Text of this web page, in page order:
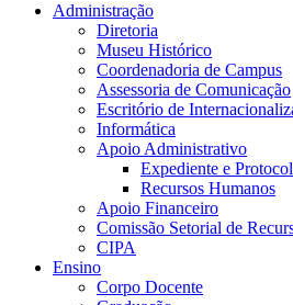
Administração
Diretoria
Museu Histórico
Coordenadoria de Campus
Assessoria de Comunicação
Escritório de
Informática
Apoio Administrativo
Expediente e
Recursos Humanos
Apoio Financeiro
Comissão Setorial de
CIPA
Ensino
Corpo Docente